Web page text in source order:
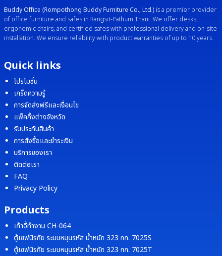
Buddy Office (Rompothong Buddy Furniture Co., Ltd.) is a premier provider
of office furniture and safes in Rangsit-Pathum Thani. We offer desks,
ergonomic chairs, and certified safes with professional delivery and on-site
installation. We ensure reliability with product warranties of up to 10 years.
Quick links
โปรโมชั่น
เกร็ดความรู้
การจัดส่งฟรีและเงื่อนไข
แพ็คกิ้งต่างจังหวัด
รับประกันสินค้า
การสั่งซื้อและชำระเงิน
บริการของเรา
ติดต่อเรา
FAQ
Privacy Policy
Products
เก้าอี้ทำงาน CH-064
ตู้เซฟนิรภัย ระบบหมุนรหัส น้ำหนัก 323 กก. 7025S
ตู้เซฟนิรภัย ระบบหมุนรหัส น้ำหนัก 323 กก. 7025T